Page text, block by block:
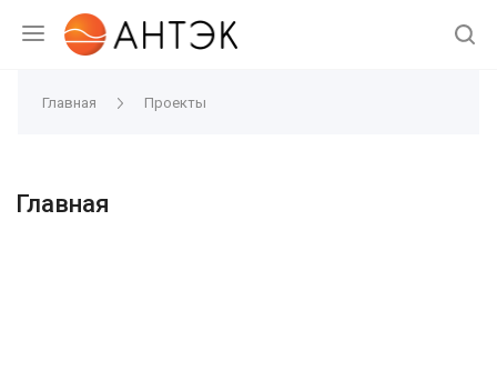
Главная Проекты
Главная